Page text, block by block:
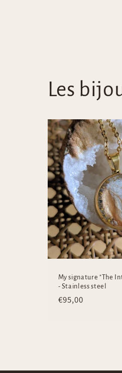
Les
My signature "The
- Stainless steel
Regular
€95,00